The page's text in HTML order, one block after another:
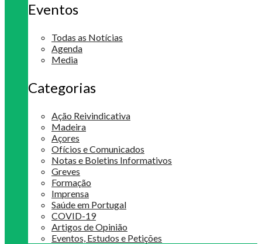
Eventos
Todas as Notícias
Agenda
Media
Categorias
Ação Reivindicativa
Madeira
Açores
Ofícios e Comunicados
Notas e Boletins Informativos
Greves
Formação
Imprensa
Saúde em Portugal
COVID-19
Artigos de Opinião
Eventos, Estudos e Petições